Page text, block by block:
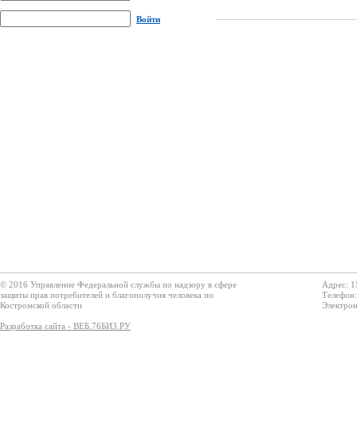
Войти
© 2016 Управление Федеральной службы по надзору в сфере
защиты прав потребителей и благополучия человека по
Костромской области
Разработка сайта - ВЕБ.76БИЗ.РУ
Адрес: